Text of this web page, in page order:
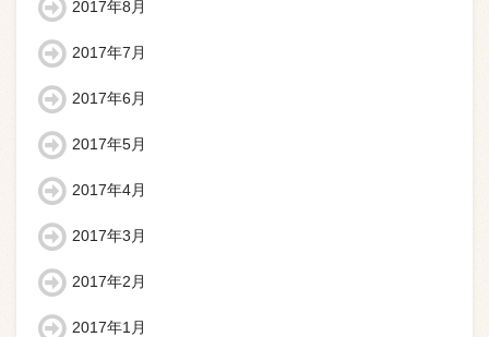
2017年8月
2017年7月
2017年6月
2017年5月
2017年4月
2017年3月
2017年2月
2017年1月